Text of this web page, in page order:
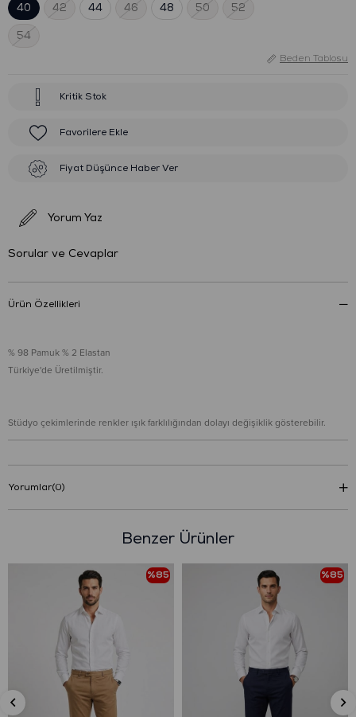
40 42 44 46 48 50 52
54
Beden Tablosu
Kritik Stok
Favorilere Ekle
Fiyat Düşünce Haber Ver
Yorum Yaz
Sorular ve Cevaplar
Ürün Özellikleri
% 98 Pamuk % 2 Elastan
Türkiye'de Üretilmiştir.
Stüdyo çekimlerinde renkler ışık farklılığından dolayı değişiklik gösterebilir.
Yorumlar(0)
Benzer Ürünler
%85 %85